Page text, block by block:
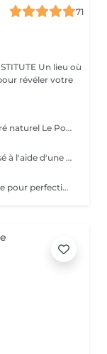
71
révéler votre
Effet maquillé doux Ligne parfaite Fini poudré naturel Le Powder Brows, aussi appelé « technique d'ombrage » ou shading full, est une méthode de maquillage semi-permanent qui crée un effet de sourcils maquillés au crayon ou à la poudre, tout en restant subtil et aérien. Contrairement au microblading (effet poil à poil), cette technique utilise une pigmentation en dégradé, plus dense vers la queue du sourcil et plus légère à la tête, pour un résultat fondu, structuré et sans démarcation. Idéal pour : les peaux grasses ou matures (où le microblading tient moins bien), celles qui aiment un effet maquillé sans effort, redonner de la densité à des sourcils trop épilés ou décolorés. Résultat : des sourcils nets, symétriques, doux et élégants sans maquillage, tous les jours. Tenue : 1 à 2 ans selon le type de peau et les soins apportés.
Le maquillage permanent des yeux est réalisé à l'aide d'une machine spéciale munie d'une aiguille très fine, qui insère le pigment dans les couches superficielles de la peau. Cette technique permet de tracer une ligne fine au ras des cils ou un eyeliner plus visible, selon l'effet souhaité. Résultats : Un regard plus intense et structuré, dès le réveil Un effet de cils plus fournis Un résultat net et durable (1 à 3 ans) Résistant à l'eau, à la chaleur et aux frottements Gain de temps au quotidien, sans maquillage nécessaire Une solution élégante et pratique pour sublimer votre regard durablement.
La retouche eyeliner est une étape essentielle pour perfectionner le maquillage permanent réalisé précédemment. Elle permet de raviver la couleur, corriger de légères irrégularités et assurer une tenue harmonieuse et durable du pigment. Pourquoi faire une retouche ? Pour intensifier ou ajuster la forme du tracé Pour uniformiser la couleur après la cicatrisation Pour prolonger la durée et la netteté du résultat Pour entretenir un eyeliner fait il y a plusieurs mois Quand la faire ? 4 à 8 semaines après la première séance Puis, en entretien, tous les 12 à 24 mois selon votre peau et vos attentes La retouche garantit un regard toujours frais, défini et parfaitement soigné. Valable uniquement après une prestation réalisée par notre artiste.